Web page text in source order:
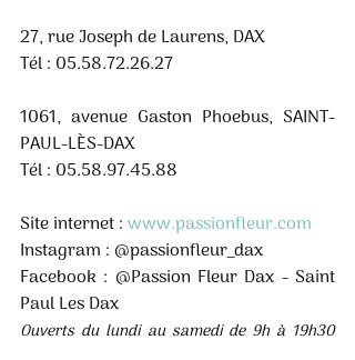
27, rue Joseph de Laurens, DAX
Tél : 05.58.72.26.27
1061, avenue Gaston Phoebus, SAINT-
PAUL-LÈS-DAX
Tél : 05.58.97.45.88
Site internet : www.passionfleur.com
Instagram : @passionfleur_dax
Facebook : @Passion Fleur Dax - Saint
Paul Les Dax
Ouverts du lundi au samedi de 9h à 19h30